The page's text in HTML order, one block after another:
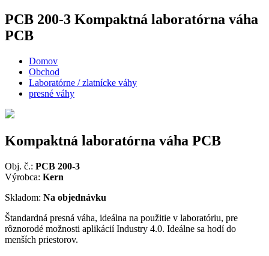
PCB 200-3 Kompaktná laboratórna váha
PCB
Domov
Obchod
Laboratórne / zlatnícke váhy
presné váhy
Kompaktná laboratórna váha PCB
Obj. č.: PCB 200-3
Výrobca: Kern
Skladom: Na objednávku
Štandardná presná váha, ideálna na použitie v laboratóriu, pre
rôznorodé možnosti aplikácií Industry 4.0. Ideálne sa hodí do
menších priestorov.